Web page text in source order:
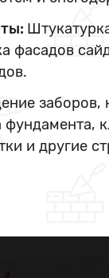
фасадов
заборов,
фундамента,
и другие